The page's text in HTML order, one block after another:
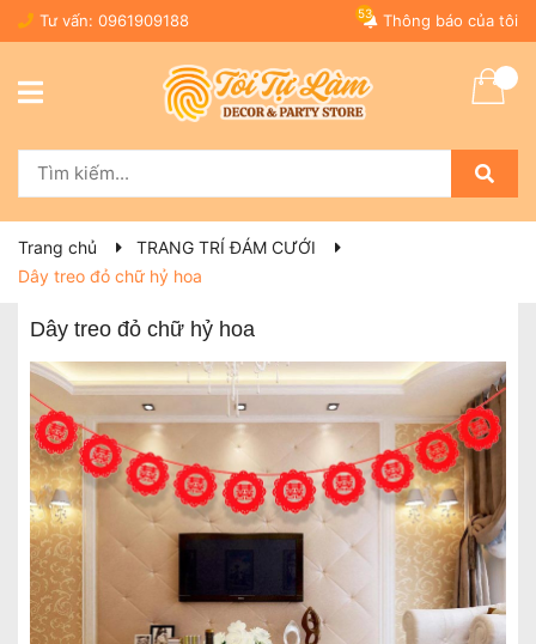
Tư vấn: 0961909188 Thông báo của tôi
53
Trang chủ
TRANG TRÍ ĐÁM CƯỚI
Dây treo đỏ chữ hỷ hoa
Dây treo đỏ chữ hỷ hoa